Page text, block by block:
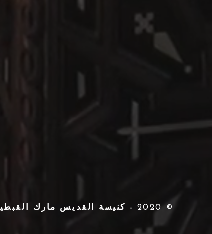
© 2020 - كنيسة القديس مارك القبطية الأرثوذكسية - ناشفيل ، تينيسي